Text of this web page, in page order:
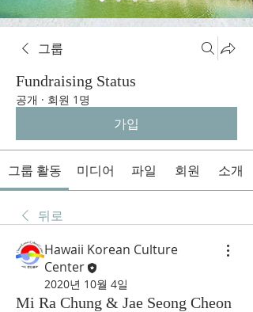
그룹
Fundraising Status
공개 · 회원 1명
가입
그룹 활동 미디어 파일 회원 소개
뒤로
Hawaii Korean Culture
Center
2020년 10월 4일
Mi Ra Chung & Jae Seong Cheon